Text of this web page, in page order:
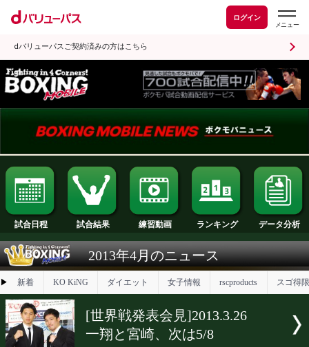
ログイン
dバリューパスご契約済みの方はこちら
試合日程 試合結果 練習動画 ランキング
2013年4月のニュース
▶ 新着 KO KiNG ダイエット 女子情報